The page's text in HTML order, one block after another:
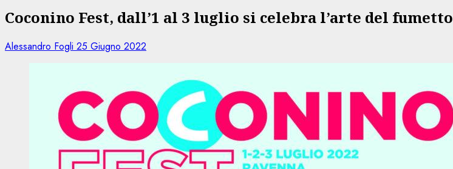
Coconino Fest, dall’1 al 3 luglio si celebra l’arte del fumetto
Alessandro Fogli 25 Giugno 2022